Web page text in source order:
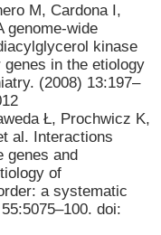
M, Cardona I,
genome-wide
kinase
in the etiology
(2008) 13:197–
Ł, Prochwicz K,
al. Interactions
genes and
of
a systematic
doi: